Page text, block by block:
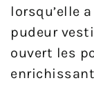
lorsqu’elle
pudeur
ouvert les